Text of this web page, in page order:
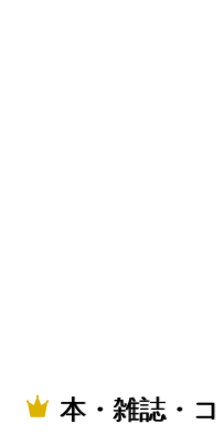
本・雑誌・